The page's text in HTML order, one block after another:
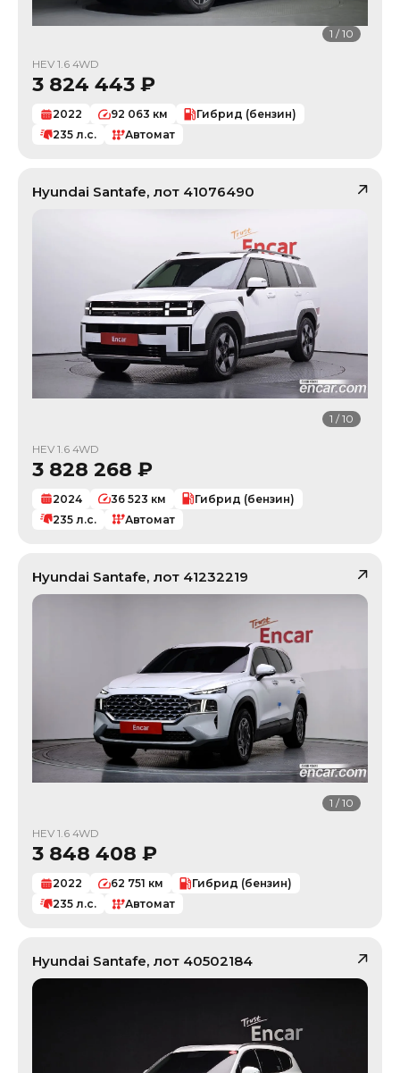
1 /10
HEV 1.6 4WD
3 824 443 ₽
2022 92 063 км
Гибрид (бензин)
235 л.с. Автомат
Hyundai Santafe, лот 41076490
1 /10
HEV 1.6 4WD
3 828 268 ₽
2024 36 523 км
Гибрид (бензин)
235 л.с. Автомат
Hyundai Santafe, лот 41232219
1 /10
HEV 1.6 4WD
3 848 408 ₽
2022 62 751 км
Гибрид (бензин)
235 л.с. Автомат
Hyundai Santafe, лот 40502184